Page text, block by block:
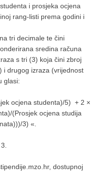
i prosjeka ocjena
rang-listi prema godini i
tri decimale te čini
sredina računa
s tri (3) koja čini zbroj
i drugog izraza (vrijednost
glasi:
ocjena studenta)/5) + 2 ×
(Prosjek ocjena studija
3) «.
dostupnoj